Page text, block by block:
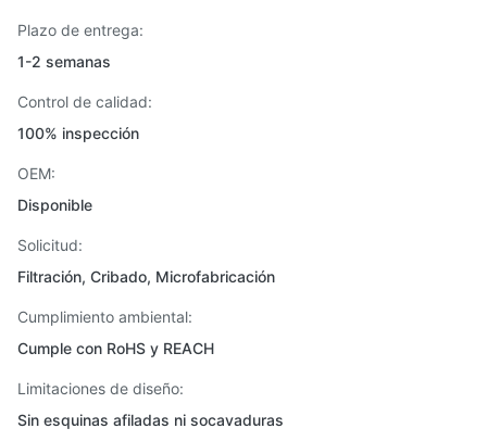
Plazo de entrega:
1-2 semanas
Control de calidad:
100% inspección
OEM:
Disponible
Solicitud:
Filtración, Cribado, Microfabricación
Cumplimiento ambiental:
Cumple con RoHS y REACH
Limitaciones de diseño:
Sin esquinas afiladas ni socavaduras